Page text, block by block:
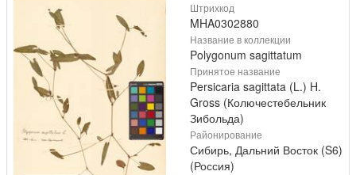
Штрихкод
MHA0302880
Название в коллекции
Polygonum sagittatum
Принятое название
Persicaria sagittata (L.) H.
Gross (Колючестебельник
Зибольда)
Районирование
Сибирь, Дальний Восток (S6)
(Россия)